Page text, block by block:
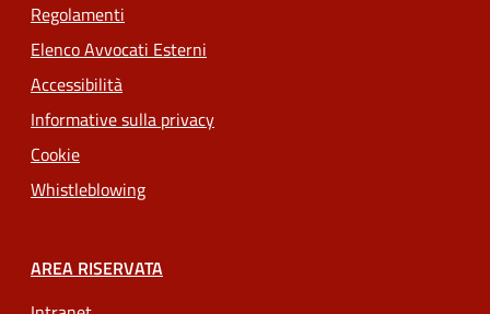
Regolamenti
Elenco Avvocati Esterni
Accessibilità
Informative sulla privacy
Cookie
Whistleblowing
AREA RISERVATA